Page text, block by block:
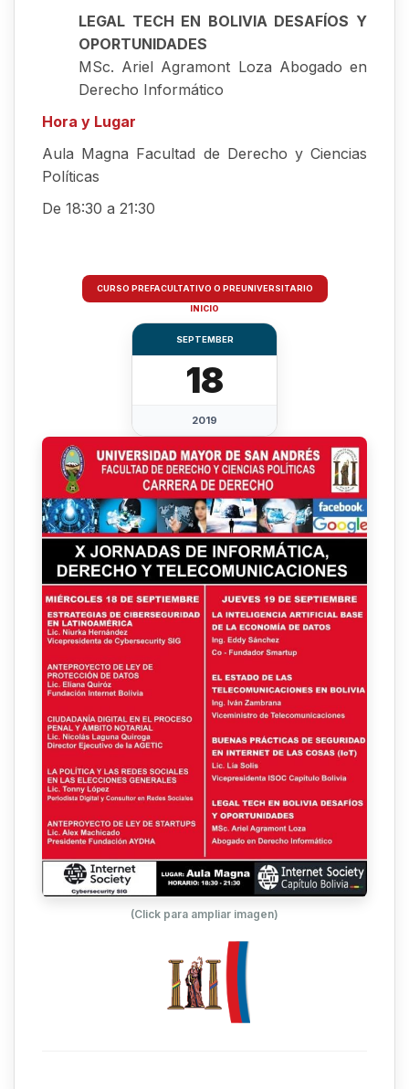
CURSO PREFACULTATIVO O PREUNIVERSITARIO
INICIO
SEPTEMBER
18
2019
(Click para ampliar imagen)
LEGAL TECH EN BOLIVIA DESAFÍOS Y
OPORTUNIDADES
MSc. Ariel Agramont Loza Abogado en
Derecho Informático
Hora y Lugar
Aula Magna Facultad de Derecho y Ciencias
Políticas
De 18:30 a 21:30